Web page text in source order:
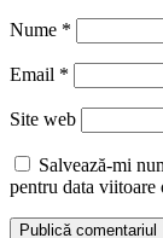
Nume *
Email *
Site web
Salvează-mi
pentru data viitoare